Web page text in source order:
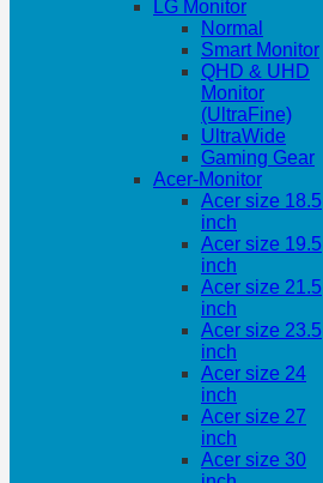
LG Monitor
Normal
Smart Monitor
QHD & UHD
Monitor
(UltraFine)
UltraWide
Gaming Gear
Acer-Monitor
Acer size 18.5
inch
Acer size 19.5
inch
Acer size 21.5
inch
Acer size 23.5
inch
Acer size 24
inch
Acer size 27
inch
Acer size 30